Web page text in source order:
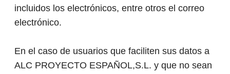
incluidos los electrónicos, entre otros el correo
electrónico.
En el caso de usuarios que faciliten sus datos a
ALC PROYECTO ESPAÑOL,S.L. y que no sean